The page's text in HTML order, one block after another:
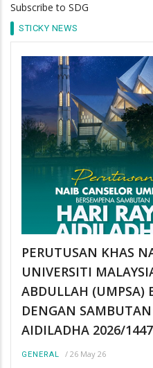
Subscribe to SDG
STICKY NEWS
PERUTUSAN KHAS
UNIVERSITI
ABDULLAH (UMPSA)
DENGAN
AIDILADHA 2026/
GENERAL / 26 May 26